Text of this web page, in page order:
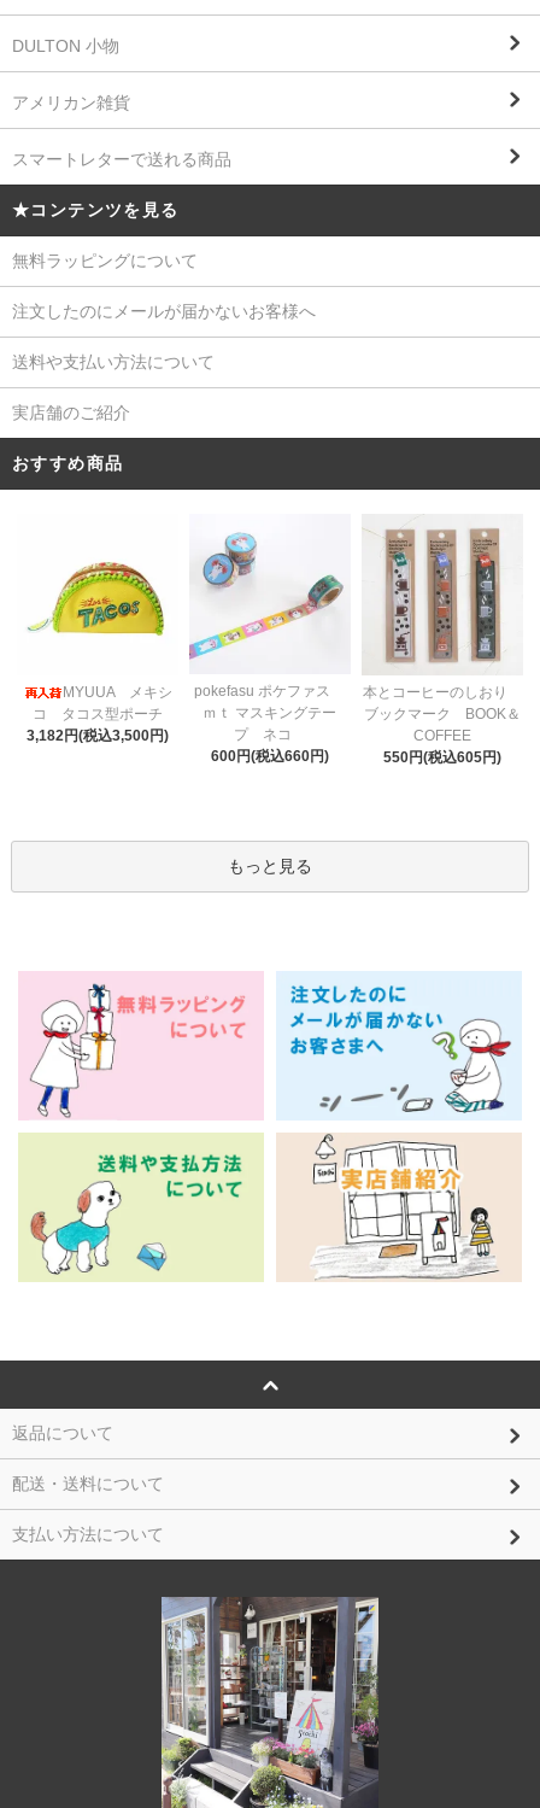
DULTON 小物
アメリカン雑貨
スマートレターで送れる商品
★コンテンツを見る
無料ラッピングについて
注文したのにメールが届かないお客様へ
送料や支払い方法について
実店舗のご紹介
おすすめ商品
MYUUA メキシ
コ タコス型ポーチ
3,182円(税込3,500円)
pokefasu ポケファス
ｍｔ マスキングテー
プ ネコ
600円(税込660円)
本とコーヒーのしおり
ブックマーク BOOK＆
COFFEE
550円(税込605円)
もっと見る
返品について
配送・送料について
支払い方法について